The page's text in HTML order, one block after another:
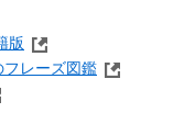
版
フレーズ図鑑